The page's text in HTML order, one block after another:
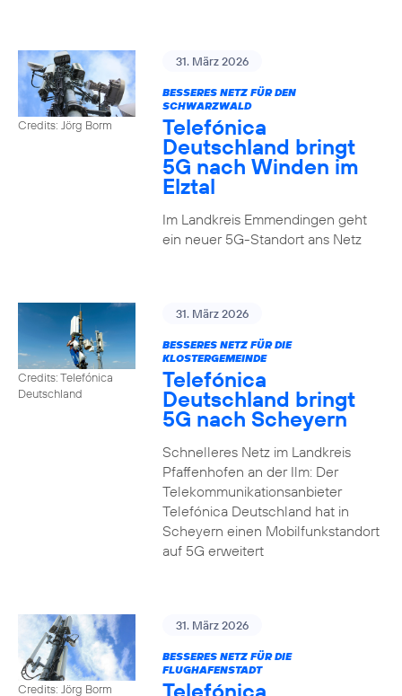
Credits: Jörg Borm
31. März 2026
BESSERES NETZ FÜR DEN
SCHWARZWALD
Telefónica
Deutschland bringt
5G nach Winden im
Elztal
Im Landkreis Emmendingen geht
ein neuer 5G-Standort ans Netz
Credits: Telefónica
Deutschland
31. März 2026
BESSERES NETZ FÜR DIE
KLOSTERGEMEINDE
Telefónica
Deutschland bringt
5G nach Scheyern
Schnelleres Netz im Landkreis
Pfaffenhofen an der Ilm: Der
Telekommunikationsanbieter
Telefónica Deutschland hat in
Scheyern einen Mobilfunkstandort
auf 5G erweitert
Credits: Jörg Borm
31. März 2026
BESSERES NETZ FÜR DIE
FLUGHAFENSTADT
Telefónica